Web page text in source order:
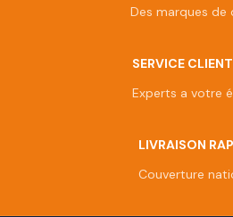
Des marques de
SERVICE
Experts a votre
LIVRAISON
Couverture